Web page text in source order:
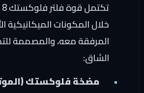
تكتمل قوة فلتر فلوكستك 8 مراحل من
المكونات الميكانيكية الأصلية
معه، والمصممة للتحمل
مضخة فلوكستك (الموتور)